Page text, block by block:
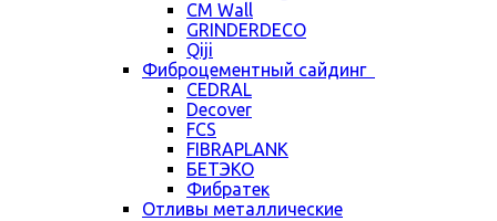
CM Wall
GRINDERDECO
Qiji
Фиброцементный сайдинг
CEDRAL
Decover
FCS
FIBRAPLANK
БЕТЭКО
Фибратек
Отливы металлические